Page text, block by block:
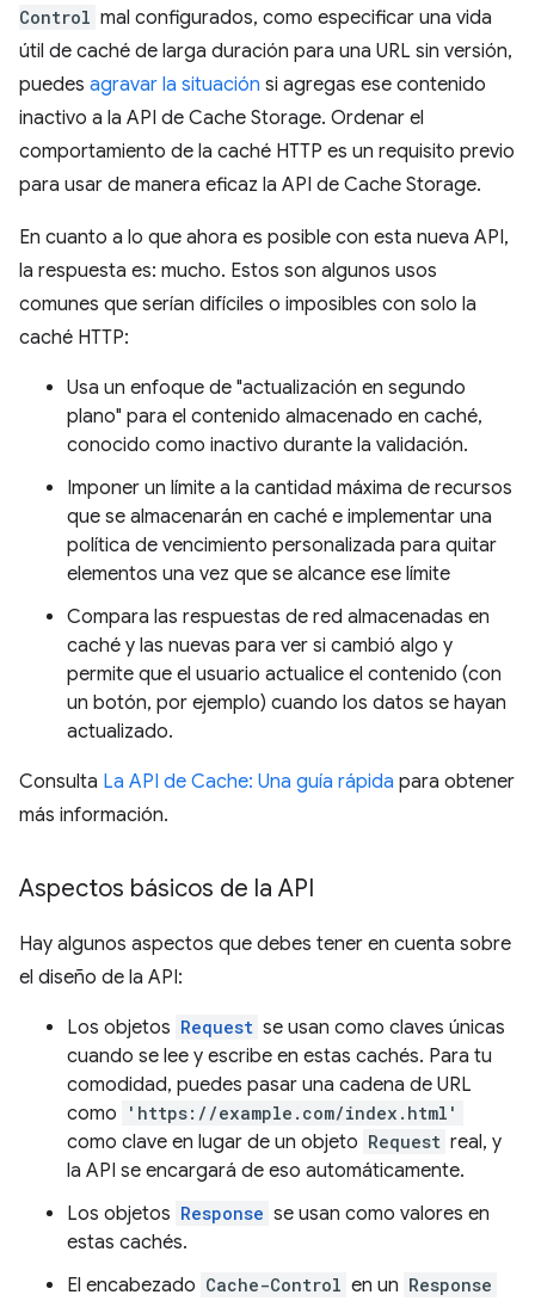
Control mal configurados, como especificar una vida
útil de caché de larga duración para una URL sin versión,
puedes agravar la situación si agregas ese contenido
inactivo a la API de Cache Storage. Ordenar el
comportamiento de la caché HTTP es un requisito previo
para usar de manera eficaz la API de Cache Storage.
En cuanto a lo que ahora es posible con esta nueva API,
la respuesta es: mucho. Estos son algunos usos
comunes que serían difíciles o imposibles con solo la
caché HTTP:
Usa un enfoque de "actualización en segundo
plano" para el contenido almacenado en caché,
conocido como inactivo durante la validación.
Imponer un límite a la cantidad máxima de recursos
que se almacenarán en caché e implementar una
política de vencimiento personalizada para quitar
elementos una vez que se alcance ese límite
Compara las respuestas de red almacenadas en
caché y las nuevas para ver si cambió algo y
permite que el usuario actualice el contenido (con
un botón, por ejemplo) cuando los datos se hayan
actualizado.
Consulta La API de Cache: Una guía rápida para obtener
más información.
Aspectos básicos de la API
Hay algunos aspectos que debes tener en cuenta sobre
el diseño de la API:
Los objetos Request se usan como claves únicas
cuando se lee y escribe en estas cachés. Para tu
comodidad, puedes pasar una cadena de URL
como
'https://example.com/index.html'
como clave en lugar de un objeto Request real, y
la API se encargará de eso automáticamente.
Los objetos Response se usan como valores en
estas cachés.
El encabezado Cache-Control en un Response